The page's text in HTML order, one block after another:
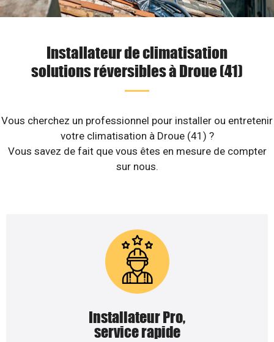
Installateur de climatisation
solutions réversibles à Droue (41)
Vous cherchez un professionnel pour installer ou entretenir
votre climatisation à Droue (41) ?
Vous savez de fait que vous êtes en mesure de compter
sur nous.
Installateur Pro,
service rapide